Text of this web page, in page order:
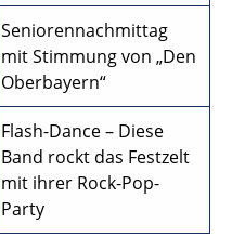
Seniorennachmittag
mit Stimmung von „Den
Oberbayern“
Flash-Dance – Diese
Band rockt das Festzelt
mit ihrer Rock-Pop-
Party